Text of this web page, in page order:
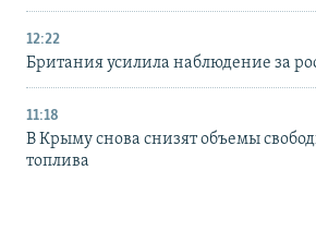
12:22
Британия усилила наблюдение за
11:18
В Крыму снова снизят объемы
топлива